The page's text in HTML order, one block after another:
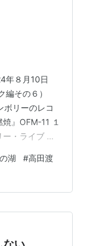
年８月10日
その６）
リーのレコ
』OFM-11 １
・ライブ 第
年８月…
湖 #高田渡